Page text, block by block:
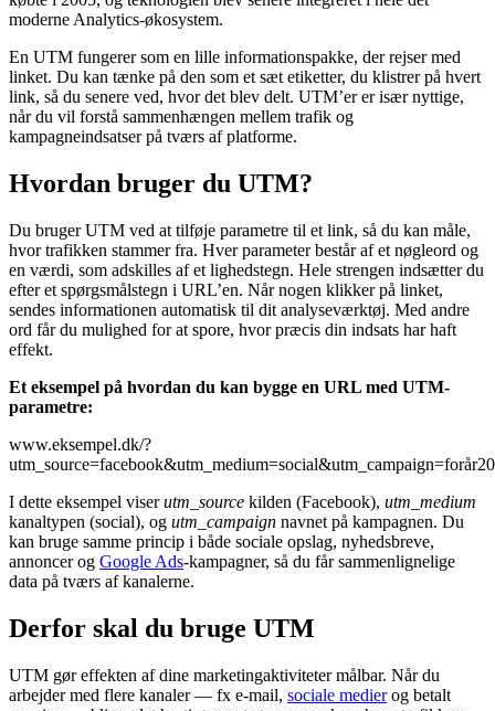
moderne Analytics-økosystem.
En UTM fungerer som en lille informationspakke, der rejser med
linket. Du kan tænke på den som et sæt etiketter, du klistrer på hvert
link, så du senere ved, hvor det blev delt. UTM’er er især nyttige,
når du vil forstå sammenhængen mellem trafik og
kampagneindsatser på tværs af platforme.
Hvordan bruger du UTM?
Du bruger UTM ved at tilføje parametre til et link, så du kan måle,
hvor trafikken stammer fra. Hver parameter består af et nøgleord og
en værdi, som adskilles af et lighedstegn. Hele strengen indsætter du
efter et spørgsmålstegn i URL’en. Når nogen klikker på linket,
sendes informationen automatisk til dit analyseværktøj. Med andre
ord får du mulighed for at spore, hvor præcis din indsats har haft
effekt.
Et eksempel på hvordan du kan bygge en URL med UTM-
parametre:
www.eksempel.dk/?
I dette eksempel viserutm_source kilden (Facebook), utm_medium
kanaltypen (social), og utm_campaign navnet på kampagnen. Du
kan bruge samme princip i både sociale opslag, nyhedsbreve,
annoncer og Google Ads-kampagner, så du får sammenlignelige
data på tværs af kanalerne.
Derfor skal du bruge UTM
UTM gør effekten af dine marketingaktiviteter målbar. Når du
arbejder med flere kanaler — fx e-mail, sociale medierog betalt